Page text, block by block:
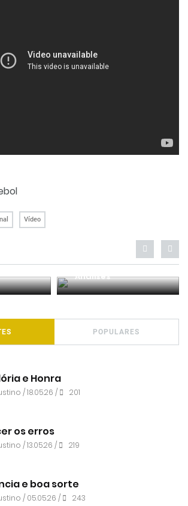
Vídeo
Análises
POPULARES
e Honra
/ 18.05.26 / 201
os erros
/ 13.05.26 / 219
e boa sorte
/ 05.05.26 / 243